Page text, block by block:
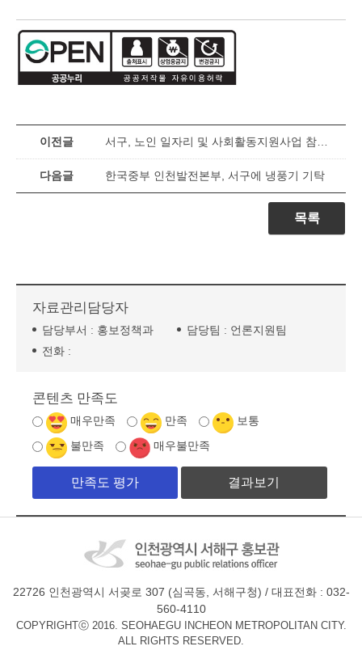
이전글
다음글 한국중부 인천발전본부, 서구에 냉풍기 기탁
목록
자료관리담당자
담당부서 : 홍보정책과 담당팀 : 언론지원팀
전화 :
콘텐츠 만족도
매우만족 만족 보통
불만족 매우불만족
결과보기
22726 인천광역시 서곶로 307 (심곡동, 서해구청) / 대표전화 : 032-
560-4110
COPYRIGHTⓒ 2016. SEOHAEGU INCHEON METROPOLITAN CITY.
ALL RIGHTS RESERVED.